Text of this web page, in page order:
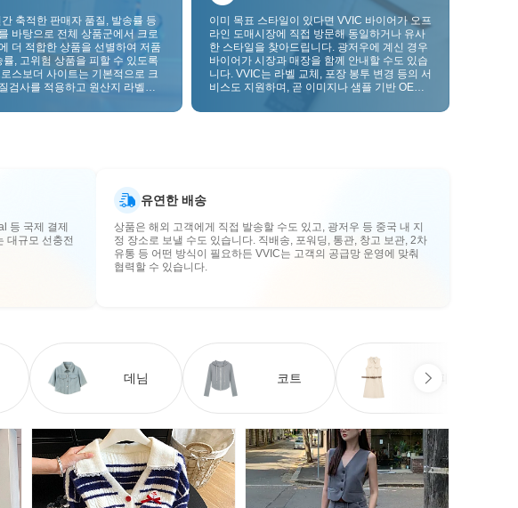
축적한 판매자 품질, 발송률 등
바탕으로 전체 상품군에서 크로
더 적합한 상품을 선별하여 저품
률, 고위험 상품을 피할 수 있도록
스보더 사이트는 기본적으로 크
검사를 적용하고 원산지 라벨을
이미 목표 스타일이 있다면 VVIC 바이어가 오프
라인 도매시장에 직접 방문해 동일하거나 유사
한 스타일을 찾아드립니다. 광저우에 계신 경우
바이어가 시장과 매장을 함께 안내할 수도 있습
니다. VVIC는 라벨 교체, 포장 봉투 변경 등의 서
비스도 지원하며, 곧 이미지나 샘플 기반 OEM
를 비즈니스에 더 잘 맞는 공급망 역량으로 전환
등 국제 결제
대규모 선충전
유연한 배송
상품은 해외 고객에게 직접 발송할 수도 있고, 광저우 등 중국 내 지
정 장소로 보낼 수도 있습니다. 직배송, 포워딩, 통관, 창고 보관, 2차
유통 등 어떤 방식이 필요하든 VVIC는 고객의 공급망 운영에 맞춰
협력할 수 있습니다.
데님 코트 원피스